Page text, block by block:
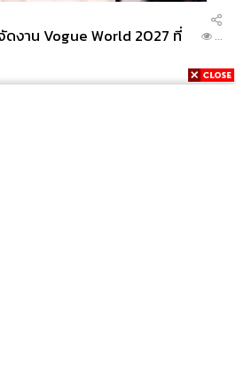
งาน Vogue World 2027 ที่
...